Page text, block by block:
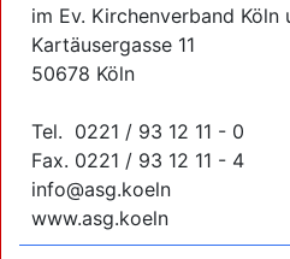
im Ev. Kirchenverband Köln
Kartäusergasse 11
50678 Köln
Tel. 0221 / 93 12 11 - 0
Fax. 0221 / 93 12 11 - 4
info@asg.koeln
www.asg.koeln